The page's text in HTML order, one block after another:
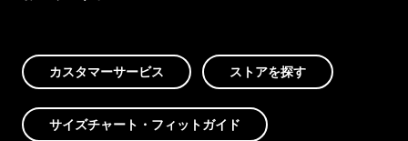
カスタマーサービス ストアを探す
サイズチャート・フィットガイド